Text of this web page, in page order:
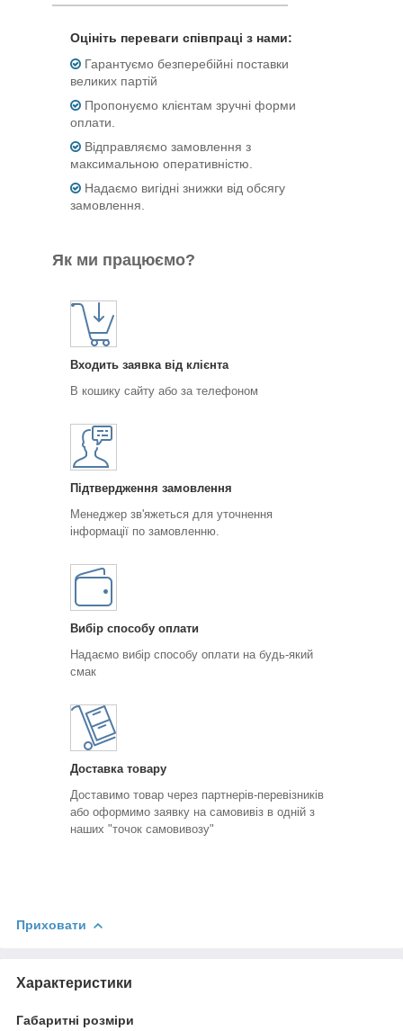
Оцініть переваги співпраці з нами:
Гарантуємо безперебійні поставки
великих партій
Пропонуємо клієнтам зручні форми
оплати.
Відправляємо замовлення з
максимальною оперативністю.
Надаємо вигідні знижки від обсягу
замовлення.
Як ми працюємо?
Входить заявка від клієнта
В кошику сайту або за телефоном
Підтвердження замовлення
Менеджер зв'яжеться для уточнення
інформації по замовленню.
Вибір способу оплати
Надаємо вибір способу оплати на будь-який
смак
Доставка товару
Доставимо товар через партнерів-перевізників
або оформимо заявку на самовивіз в одній з
наших "точок самовивозу"
Приховати
Характеристики
Габаритні розміри